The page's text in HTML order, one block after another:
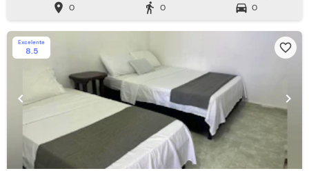
location_on 0 directions_walk 0 directions_car 0
Excelente
8.5 favorite_border
chevron_left chevron_right